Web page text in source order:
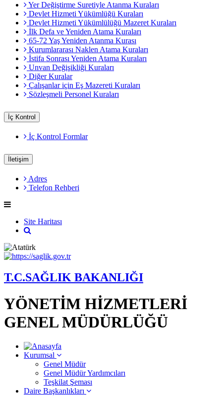
Yer Değiştirme Suretiyle Atanma Kuraları
Devlet Hizmeti Yükümlüğü Kuraları
Devlet Hizmeti Yükümlülüğü Mazeret Kuraları
İlk Defa ve Yeniden Atama Kuraları
65-72 Yaş Yeniden Atanma Kurası
Kurumlararası Naklen Atama Kuraları
İstifa Sonrası Yeniden Atama Kuraları
Unvan Değişikliği Kuraları
Diğer Kuralar
Çalışanlar için Eş Mazereti Kuraları
Sözleşmeli Personel Kuraları
İç Kontrol
İç Kontrol Formlar
İletişim
Adres
Telefon Rehberi
Site Haritası
T.C.SAĞLIK BAKANLIĞI
YÖNETİM HİZMETLERİ
GENEL MÜDÜRLÜĞÜ
Kurumsal
Genel Müdür
Genel Müdür Yardımcıları
Teşkilat Şeması
Daire Başkanlıkları